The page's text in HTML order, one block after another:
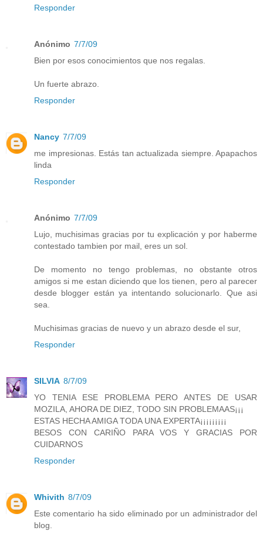
Responder
Anónimo 7/7/09
Bien por esos conocimientos que nos regalas.
Un fuerte abrazo.
Responder
Nancy 7/7/09
me impresionas. Estás tan actualizada siempre. Apapachos
linda
Responder
Anónimo 7/7/09
Lujo, muchisimas gracias por tu explicación y por haberme
contestado tambien por mail, eres un sol.
De momento no tengo problemas, no obstante otros
amigos si me estan diciendo que los tienen, pero al parecer
desde blogger están ya intentando solucionarlo. Que asi
sea.
Muchisimas gracias de nuevo y un abrazo desde el sur,
Responder
SILVIA 8/7/09
YO TENIA ESE PROBLEMA PERO ANTES DE USAR
MOZILA, AHORA DE DIEZ, TODO SIN PROBLEMAAS¡¡¡
ESTAS HECHA AMIGA TODA UNA EXPERTA¡¡¡¡¡¡¡¡¡
BESOS CON CARIÑO PARA VOS Y GRACIAS POR
CUIDARNOS
Responder
Whivith 8/7/09
Este comentario ha sido eliminado por un administrador del
blog.